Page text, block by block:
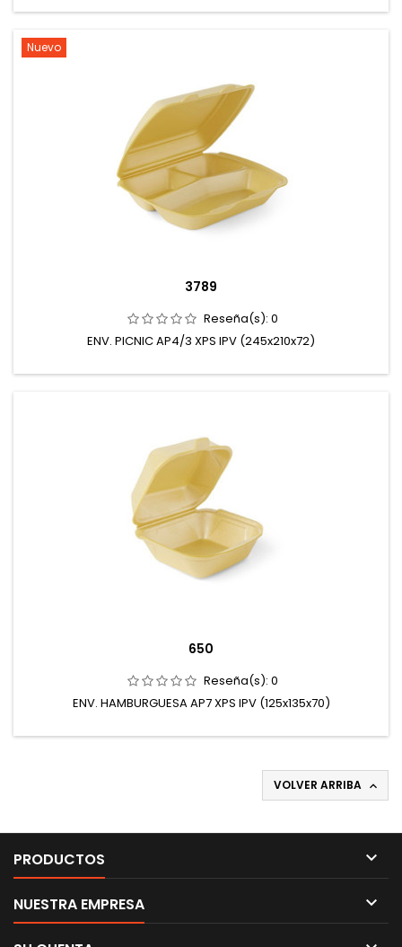
Nuevo
3789
Reseña(s): 0
ENV. PICNIC AP4/3 XPS IPV (245x210x72)
650
Reseña(s): 0
ENV. HAMBURGUESA AP7 XPS IPV (125x135x70)
VOLVER ARRIBA 
PRODUCTOS 
NUESTRA EMPRESA 